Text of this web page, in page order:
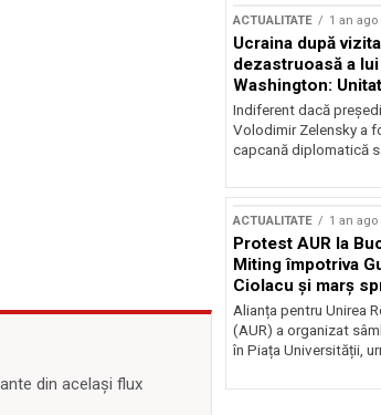
din același flux
ACTUALITATE 1 an ago
Ucraina după vizita
dezastruoasă a
Washington:
incertitudinii
Indiferent dacă
Volodimir Zelensky a
capcană diplomatică
ACTUALITATE 1 an ago
Protest AUR la
Miting împotriva
Ciolacu și marș
Victoriei
Alianța pentru Unirea
(AUR) a organizat
în Piața Universității,